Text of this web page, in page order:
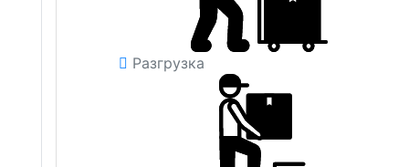
Разгрузка